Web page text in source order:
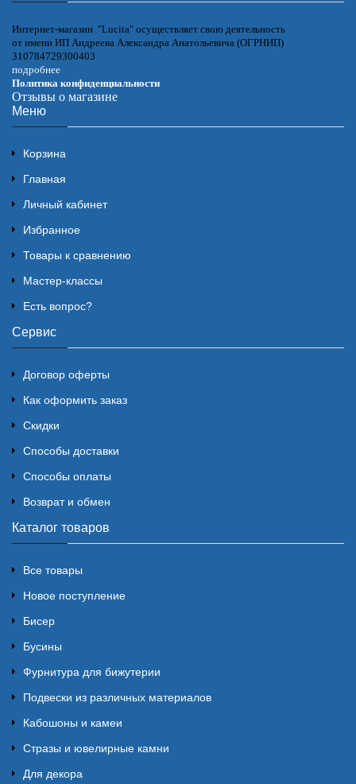
Интернет-магазин "Lucita" осуществляет свою деятельность
от имени ИП Андреева Александра Анатольевича (ОГРНИП)
310784729300403
подробнее
Политика конфиденциальности
Отзывы о магазине
Меню
Корзина
Главная
Личный кабинет
Избранное
Товары к сравнению
Мастер-классы
Есть вопрос?
Сервис
Договор оферты
Как оформить заказ
Скидки
Способы доставки
Способы оплаты
Возврат и обмен
Каталог товаров
Все товары
Новое поступление
Бисер
Бусины
Фурнитура для бижутерии
Подвески из различных материалов
Кабошоны и камеи
Стразы и ювелирные камни
Для декора